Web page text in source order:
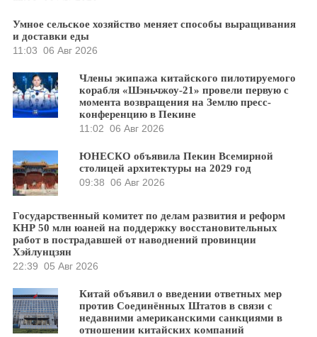
Умное сельское хозяйство меняет способы выращивания
и доставки еды
11:03 06 Авг 2026
Члены экипажа китайского пилотируемого
корабля «Шэньчжоу-21» провели первую с
момента возвращения на Землю пресс-
конференцию в Пекине
11:02 06 Авг 2026
ЮНЕСКО объявила Пекин Всемирной
столицей архитектуры на 2029 год
09:38 06 Авг 2026
Государственный комитет по делам развития и реформ
КНР 50 млн юаней на поддержку восстановительных
работ в пострадавшей от наводнений провинции
Хэйлунцзян
22:39 05 Авг 2026
Китай объявил о введении ответных мер
против Соединённых Штатов в связи с
недавними американскими санкциями в
отношении китайских компаний